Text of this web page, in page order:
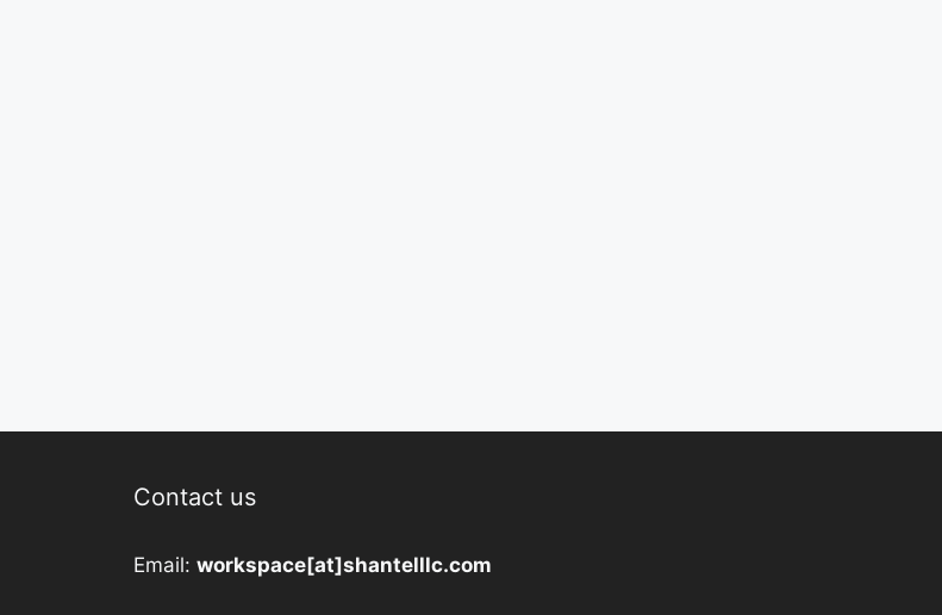
Contact us
Email: workspace[at]shantelllc.com